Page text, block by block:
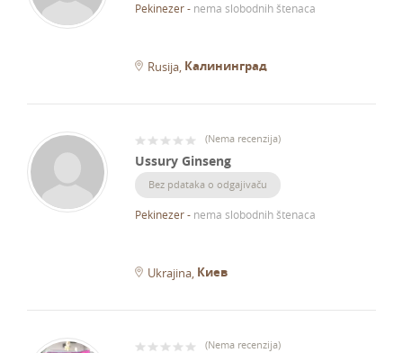
Pekinezer- nema slobodnih štenaca
Rusija Калининград
(Nema recenzija)
Ussury Ginseng
Bez pdataka o odgajivaču
Pekinezer- nema slobodnih štenaca
Ukrajina Киев
(Nema recenzija)